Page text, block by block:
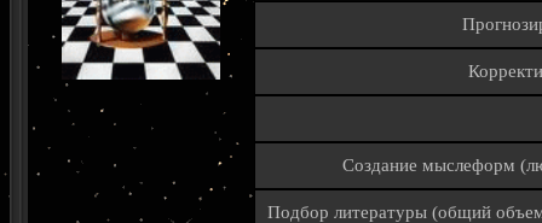
Создание мыслеформ
Подбор литературы (общий